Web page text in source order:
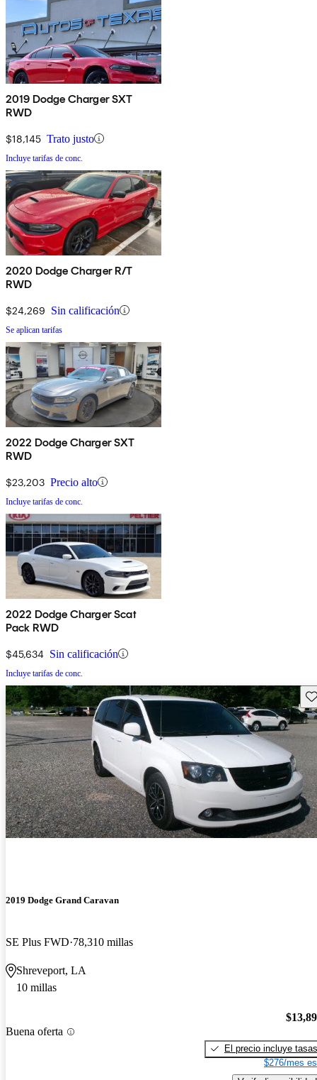
2019 Dodge Charger SXT
RWD
$18,145 Trato justo
Incluye tarifas de conc.
2020 Dodge Charger R/T
RWD
$24,269 Sin calificación
Se aplican tarifas
2022 Dodge Charger SXT
RWD
$23,203 Precio alto
Incluye tarifas de conc.
2022 Dodge Charger Scat
Pack RWD
$45,634 Sin calificación
Incluye tarifas de conc.
2019 Dodge Grand Caravan
SE Plus FWD 78,310 millas
Shreveport, LA
10 millas
Buena oferta
El precio incluye tasas
$276/mes